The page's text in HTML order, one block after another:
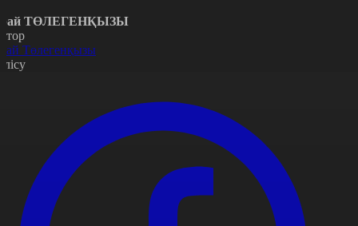
ТӨЛЕГЕНҚЫЗЫ
Төлегенқызы